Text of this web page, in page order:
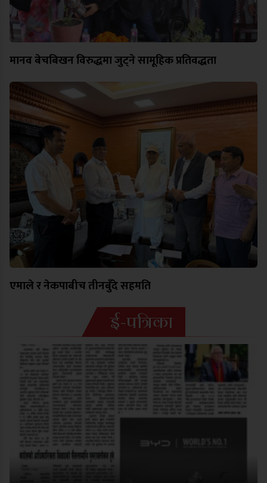
मानव बेचबिखन विरुद्धमा जुट्ने सामूहिक प्रतिवद्धता
एमाले र नेकपाबीच तीनबुँदे सहमति
ई-पत्रिका